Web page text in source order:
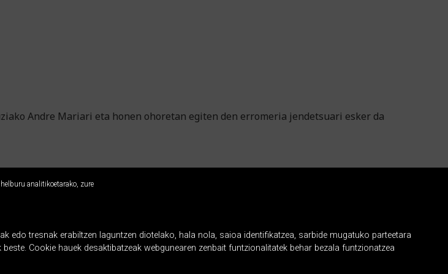
Andre Mariari eta honen ohoretan egiten den erromeria jendetsuari esker da
analitikoetarako, zure
edo tresnak erabiltzen laguntzen diotelako, hala nola, saioa identifikatzea, sarbide mugatuko parteetara
Cookie hauek desaktibatzeak webgunearen zenbait funtzionalitatek behar bezala funtzionatzea